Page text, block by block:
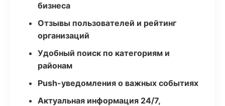
бизнеса
Отзывы пользователей и рейтинг
организаций
Удобный поиск по категориям и
районам
Push-уведомления о важных событиях
Актуальная информация 24/7,